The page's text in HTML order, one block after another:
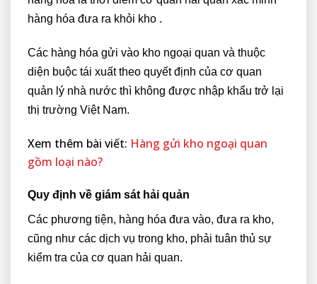
hàng hóa đưa ra khỏi kho .
Các hàng hóa gửi vào kho ngoại quan và thuộc
diện buộc tái xuất theo quyết định của cơ quan
quản lý nhà nước thì không được nhập khẩu trở lại
thị trường Việt Nam.
Xem thêm bài viết: Hàng gửi kho ngoại quan
gồm loại nào?
Quy định về giám sát hải quản
Các phương tiện, hàng hóa đưa vào, đưa ra kho,
cũng như các dịch vụ trong kho, phải tuân thủ sự
kiểm tra của cơ quan hải quan.